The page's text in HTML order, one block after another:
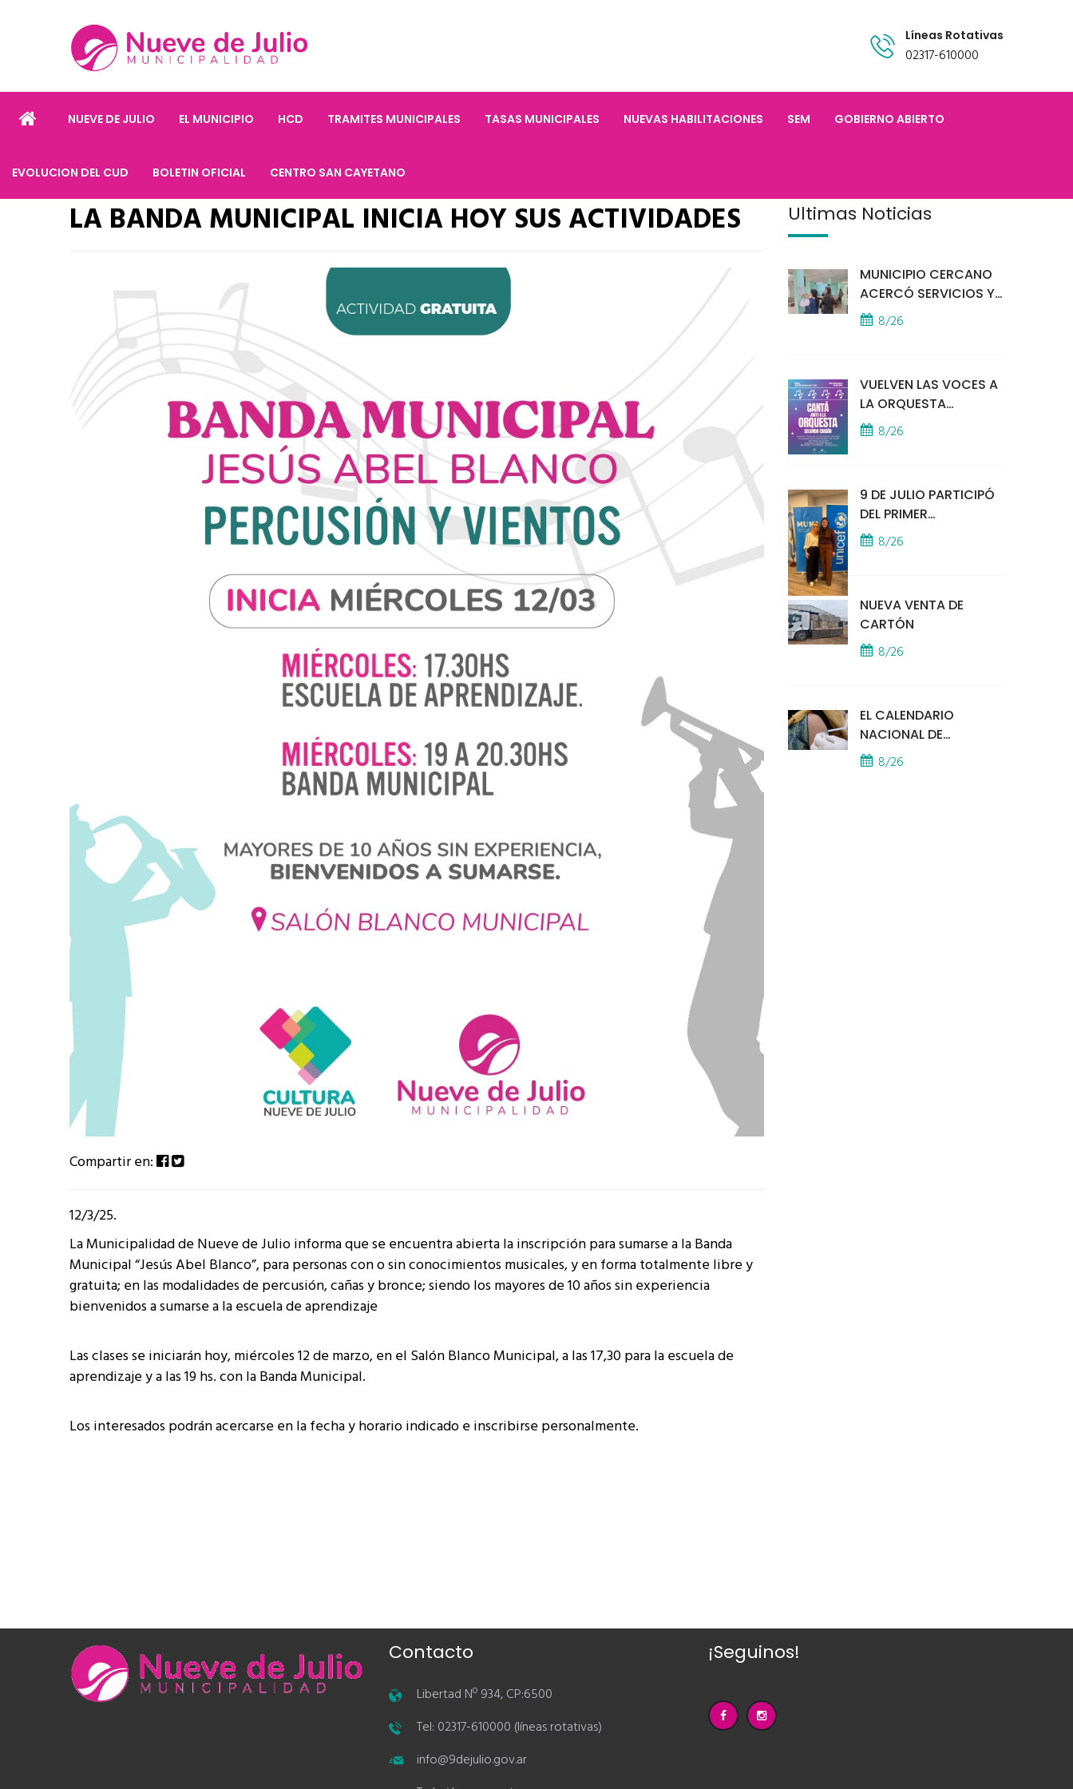
Líneas Rotativas
02317-610000
NUEVE DE JULIO EL MUNICIPIO HCD TRAMITES MUNICIPALES TASAS MUNICIPALES NUEVAS HABILITACIONES SEM GOBIERNO ABIERTO
EVOLUCION DEL CUD BOLETIN OFICIAL CENTRO SAN CAYETANO
LA BANDA MUNICIPAL INICIA HOY SUS ACTIVIDADES
Compartir en:
12/3/25.
La Municipalidad de Nueve de Julio informa que se encuentra abierta la inscripción para sumarse a la Banda
Municipal “Jesús Abel Blanco”, para personas con o sin conocimientos musicales, y en forma totalmente libre y
gratuita; en las modalidades de percusión, cañas y bronce; siendo los mayores de 10 años sin experiencia
bienvenidos a sumarse a la escuela de aprendizaje
Las clases se iniciarán hoy, miércoles 12 de marzo, en el Salón Blanco Municipal, a las 17,30 para la escuela de
aprendizaje y a las 19 hs. con la Banda Municipal.
Los interesados podrán acercarse en la fecha y horario indicado e inscribirse personalmente.
Últimas Noticias
MUNICIPIO CERCANO
ACERCÓ SERVICIOS Y
ATENCIÓN A LOS
VECINOS EL
8/26
VUELVEN LAS VOCES A
LA ORQUESTA
MUNICIPAL
8/26
9 DE JULIO PARTICIPÓ
DEL PRIMER
ENCUENTRO
PRESENCIAL DE MUNA
8/26
NUEVA VENTA DE
CARTÓN
8/26
EL CALENDARIO
NACIONAL DE
VACUNACIÓN SE
APLICA EN TODOS LOS
8/26
Contacto
Libertad Nº 934, CP:6500
Tel: 02317-610000 (líneas rotativas)
info@9dejulio.gov.ar
¡Seguinos!